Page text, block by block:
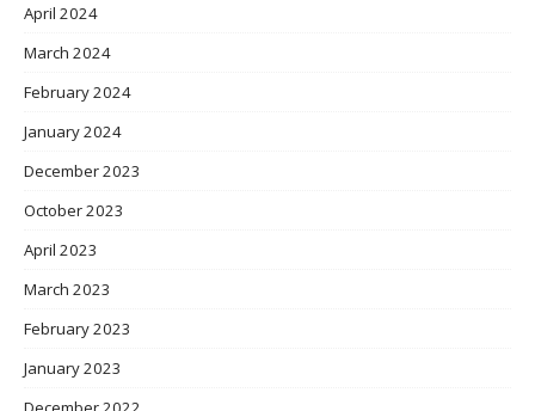
April 2024
March 2024
February 2024
January 2024
December 2023
October 2023
April 2023
March 2023
February 2023
January 2023